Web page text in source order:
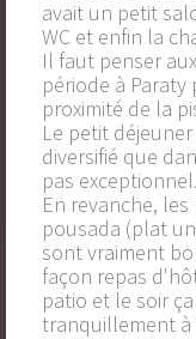
avait un petit
WC et enfin la
Il faut penser
période à
proximité de la
Le petit
diversifié que
pas exceptionnel.
En revanche,
pousada (plat
sont vraiment
façon repas
patio et le soir
tranquillement à